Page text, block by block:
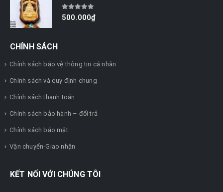
0out of 5
500.000₫
CHÍNH SÁCH
Chính sách bảo vệ thông tin cá nhân
Chính sách và quy định chung
Chính sách thanh toán
Chính sách bảo hành – đổi trả
Chính sách bảo mật
Vận chuyển-Giao nhận
KẾT NỐI VỚI CHÚNG TÔI